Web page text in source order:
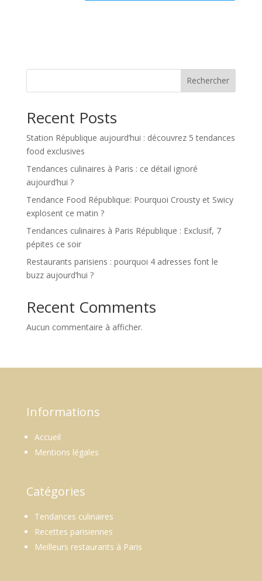
Rechercher
Recent Posts
Station République aujourd’hui : découvrez 5 tendances
food exclusives
Tendances culinaires à Paris : ce détail ignoré
aujourd’hui ?
Tendance Food République: Pourquoi Crousty et Swicy
explosent ce matin ?
Tendances culinaires à Paris République : Exclusif, 7
pépites ce soir
Restaurants parisiens : pourquoi 4 adresses font le
buzz aujourd’hui ?
Recent Comments
Aucun commentaire à afficher.
Informations
Accueil
Mentions légales
Catégories
Tendances culinaires
Recettes parisiennes
Meilleurs restaurants à Paris